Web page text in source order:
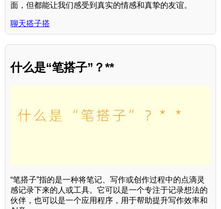
面，但都能让我们感受到真实的情感和真挚的友谊。
聊天搭子搭
什么是“笔搭子”？**
“笔搭子”指的是一种将笔记、写作或创作过程中的点滴灵
感记录下来的人或工具。它可以是一个专注于记录想法的
伙伴，也可以是一个应用程序，用于帮助提升写作效率和